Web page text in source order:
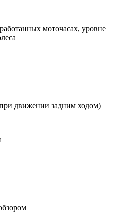
моточасах, уровне
движении задним ходом)